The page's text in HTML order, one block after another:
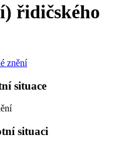
řidičského
znění
situace
situaci